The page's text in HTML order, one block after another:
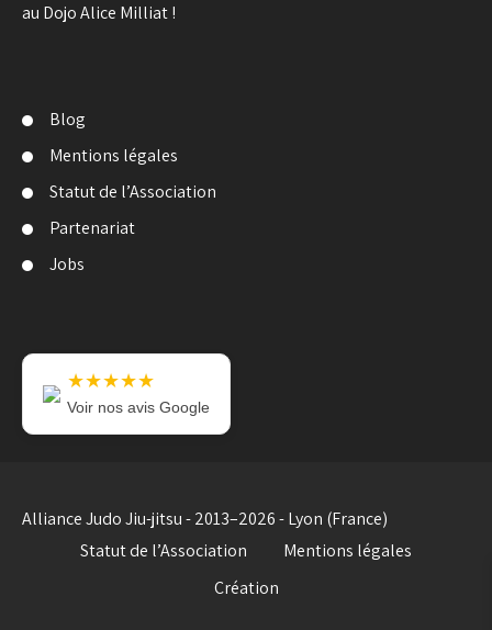
au Dojo Alice Milliat !
Blog
Mentions légales
Statut de l’Association
Partenariat
Jobs
★★★★★
Voir nos avis Google
Alliance Judo Jiu-jitsu - 2013–2026 - Lyon (France)
Statut de l’Association
Mentions légales
Création